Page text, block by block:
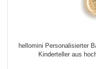
hellomini Personalisierter
Kinderteller aus